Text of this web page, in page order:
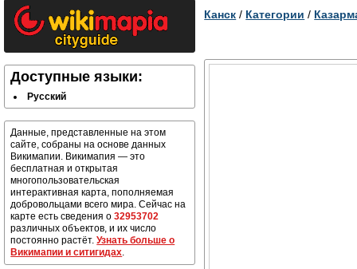
Доступные языки:
Русский
Данные, представленные на этом
сайте, собраны на основе данных
Викимапии. Викимапия — это
бесплатная и открытая
многопользовательская
интерактивная карта, пополняемая
добровольцами всего мира. Сейчас на
карте есть сведения о32953702
различных объектов, и их число
постоянно растёт.Узнать больше о
Викимапии и ситигидах.
Канск / Категории /